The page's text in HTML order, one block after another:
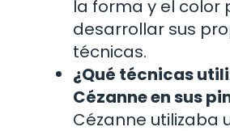
la forma y el color
desarrollar sus
técnicas.
¿Qué técnicas
Cézanne en sus
Cézanne utilizaba